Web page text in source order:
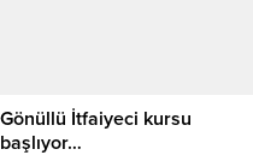
Gönüllü İtfaiyeci kursu
başlıyor…